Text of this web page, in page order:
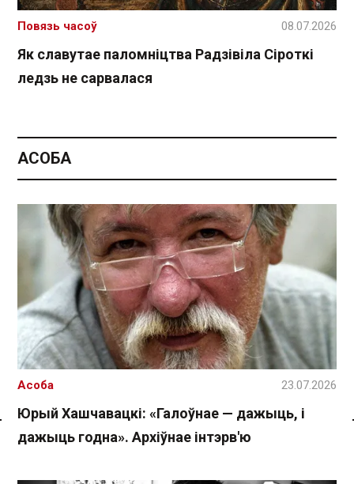
Спасылка без VPN
Як славутае паломніцтва Радзівіла Сіроткі
ледзь не сарвалася
Повязь часоў 08.07.2026
АСОБА
Юрый Хашчавацкі: «Галоўнае — дажыць, і
дажыць годна». Архіўнае інтэрв'ю
Асоба 23.07.2026